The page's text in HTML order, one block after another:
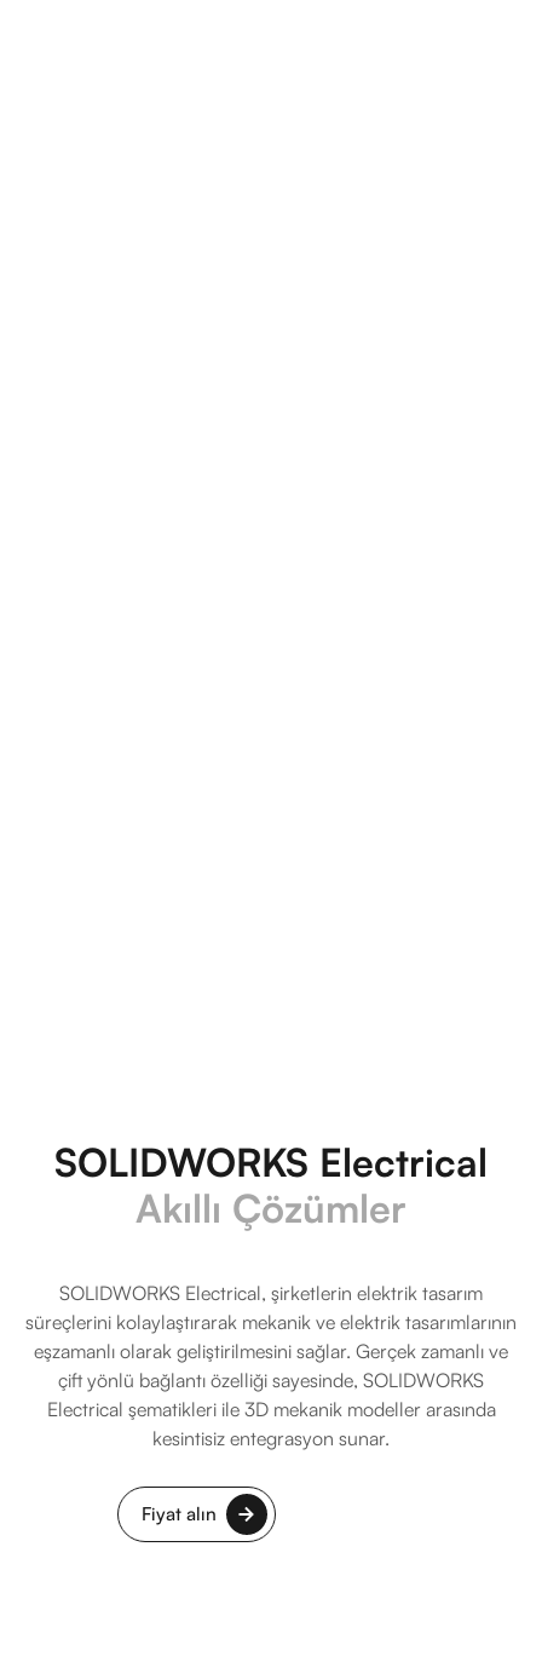
SOLIDWORKS Electrical
Akıllı Çözümler
SOLIDWORKS Electrical, şirketlerin elektrik tasarım
süreçlerini kolaylaştırarak mekanik ve elektrik tasarımlarının
eşzamanlı olarak geliştirilmesini sağlar. Gerçek zamanlı ve
çift yönlü bağlantı özelliği sayesinde, SOLIDWORKS
Electrical şematikleri ile 3D mekanik modeller arasında
kesintisiz entegrasyon sunar.
Fiyat alın